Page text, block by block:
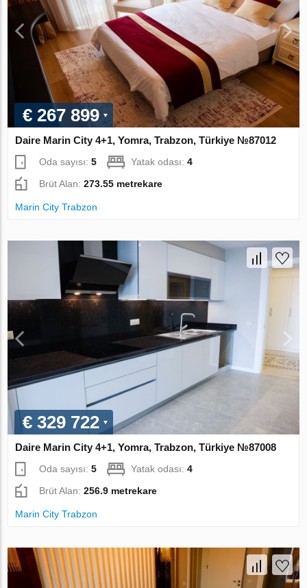
€ 267 899
Daire Marin City 4+1, Yomra, Trabzon, Türkiye №87012
Oda sayısı:5 Yatak odası:4
Brüt Alan:273.55 metrekare
Marin City Trabzon
€ 329 722
Daire Marin City 4+1, Yomra, Trabzon, Türkiye №87008
Oda sayısı:5 Yatak odası:4
Brüt Alan:256.9 metrekare
Marin City Trabzon